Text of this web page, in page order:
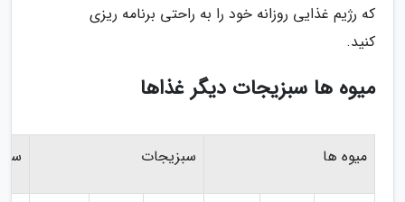
که رژیم غذایی روزانه خود را به راحتی برنامه ریزی
کنید.
میوه ها سبزیجات دیگر غذاها
میوه ها سبزیجات